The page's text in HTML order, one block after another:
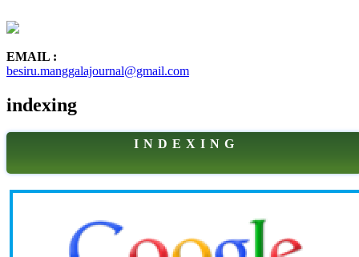
EMAIL :
besiru.manggalajournal@gmail.com
indexing
I N D E X I N G